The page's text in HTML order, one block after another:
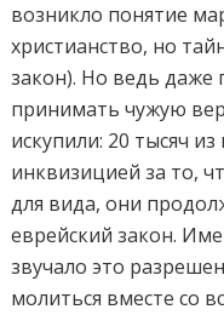
возникло понятие
христианство, но
закон). Но ведь даже
принимать чужую
искупили: 20 тысяч
инквизицией за то,
для вида, они
еврейский закон.
звучало это
молиться вместе со